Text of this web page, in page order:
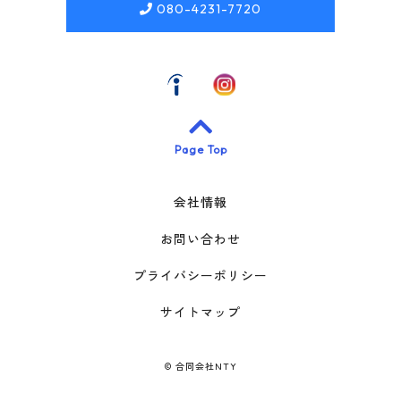
080-4231-7720
Page Top
会社情報
お問い合わせ
プライバシーポリシー
サイトマップ
© 合同会社NTY